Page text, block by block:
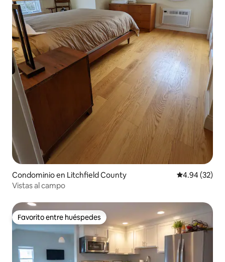
Condominio en Litchfield County Calificación
4.94 (32)
Vistas al campo
Favorito entre huéspedes
Favorito entre huéspedes